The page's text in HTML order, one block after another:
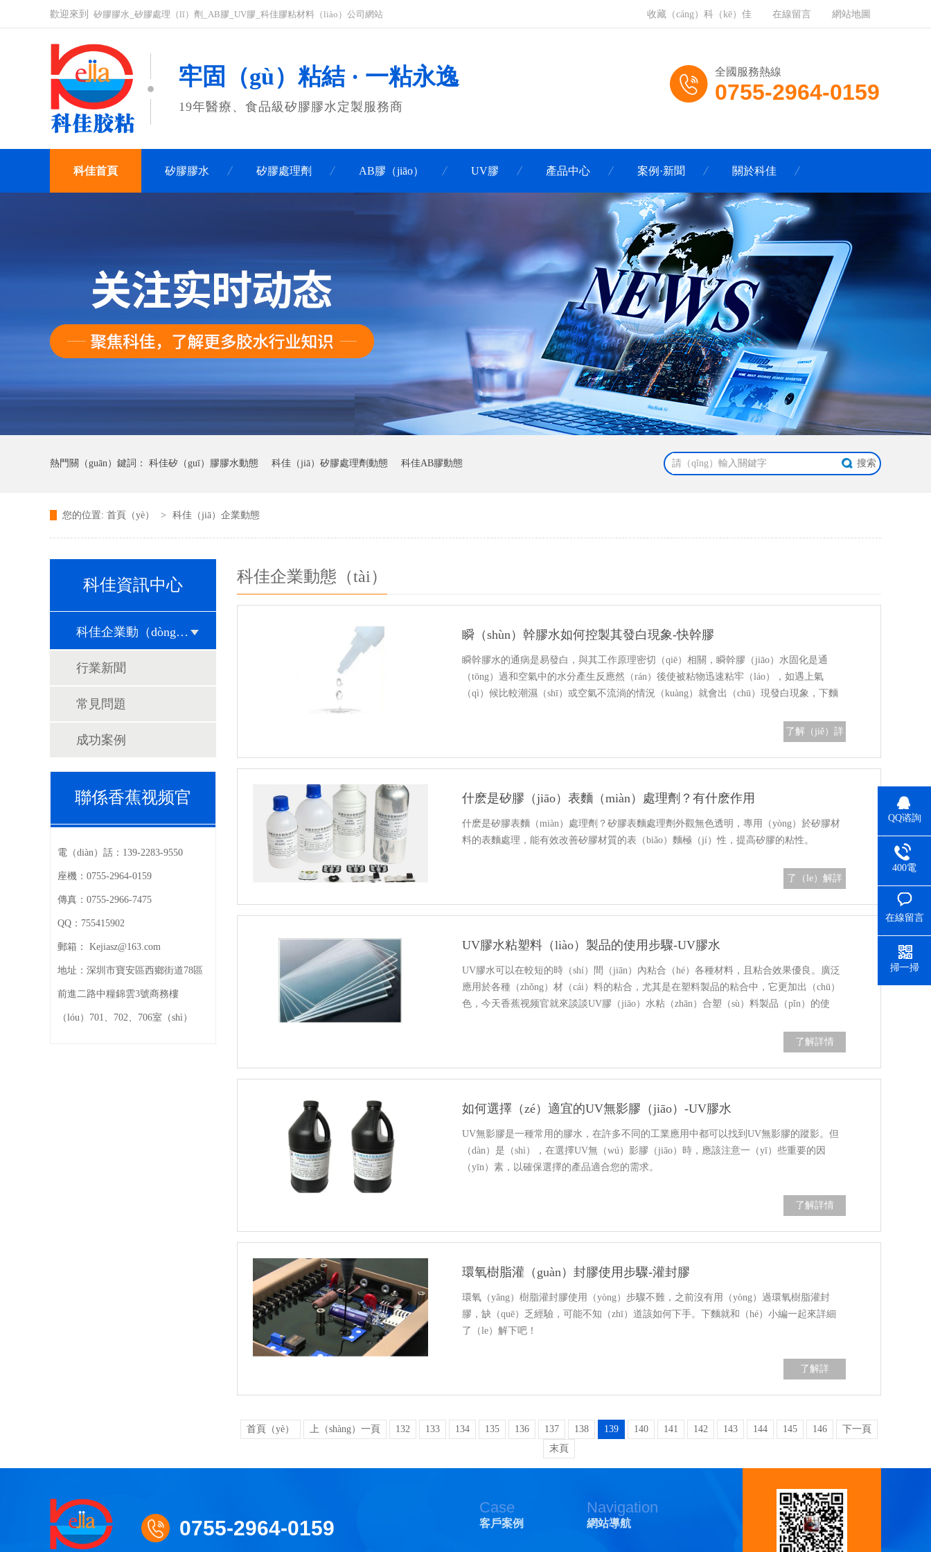
歡迎來到 矽膠膠水_矽膠處理（lǐ）劑_AB膠_UV膠_科佳膠粘材料（liào）公司網站 收藏（cáng）科（kē）佳 在線留言 網站地圖
牢固（gù）粘結 · 一粘永逸
19年醫療、食品級矽膠膠水定製服務商
全國服務熱線
0755-2964-0159
科佳首頁 矽膠膠水 矽膠處理劑 AB膠（jiāo） UV膠 產品中心 案例·新聞 關於科佳
熱門關（guān）鍵詞： 科佳矽（guī）膠膠水動態 科佳（jiā）矽膠處理劑動態 科佳AB膠動態
科佳UV無影膠水動態（tài） 科佳快幹膠動態
您的位置: 首頁（yè） > 科佳（jiā）企業動態
科佳資訊中心
科佳企業動（dòng）態
行業新聞
常見問題
成功案例
聯係香蕉视频官
電（diàn）話： 139-2283-9550
座機： 0755-2964-0159
傳真： 0755-2966-7475
QQ： 755415902
郵箱： Kejiasz@163.com
地址： 深圳市寶安區西鄉街道78區
前進二路中糧錦雲3號商務樓
（lóu）701、702、706室（shì）
科佳企業動態（tài）
瞬（shùn）幹膠水如何控製其發白現象-快幹膠
瞬幹膠水的通病是易發白，與其工作原理密切（qiē）相關，瞬幹膠（jiāo）水固化是通
（tōng）過和空氣中的水分產生反應然（rán）後使被粘物迅速粘牢（láo），如遇上氣
（qì）候比較潮濕（shī）或空氣不流淌的情況（kuàng）就會出（chū）現發白現象，下麵
了解（jiě）詳
什麽是矽膠（jiāo）表麵（miàn）處理劑？有什麽作用
什麽是矽膠表麵（miàn）處理劑？矽膠表麵處理劑外觀無色透明，專用（yòng）於矽膠材
料的表麵處理，能有效改善矽膠材質的表（biǎo）麵極（jí）性，提高矽膠的粘性。
了（le）解詳
UV膠水粘塑料（liào）製品的使用步驟-UV膠水
UV膠水可以在較短的時（shí）間（jiān）內粘合（hé）各種材料，且粘合效果優良。廣泛
應用於各種（zhǒng）材（cái）料的粘合，尤其是在塑料製品的粘合中，它更加出（chū）
色，今天香蕉视频官就來談談UV膠（jiāo）水粘（zhān）合塑（sù）料製品（pǐn）的使
了解詳情
如何選擇（zé）適宜的UV無影膠（jiāo）-UV膠水
UV無影膠是一種常用的膠水，在許多不同的工業應用中都可以找到UV無影膠的蹤影。但
（dàn）是（shì），在選擇UV無（wú）影膠（jiāo）時，應該注意一（yī）些重要的因
（yīn）素，以確保選擇的產品適合您的需求。
了解詳情
環氧樹脂灌（guàn）封膠使用步驟-灌封膠
環氧（yǎng）樹脂灌封膠使用（yòng）步驟不難，之前沒有用（yòng）過環氧樹脂灌封
膠，缺（quē）乏經驗，可能不知（zhī）道該如何下手。下麵就和（hé）小編一起來詳細
了（le）解下吧！
了解詳
首頁（yè）
上（shàng）一頁 132 133 134 135 136 137 138 139 140 141 142 143 144 145 146
下一頁
末頁
0755-2964-0159
Case
客戶案例
Navigation
網站導航
QQ谘詢
400電
在線留言
掃一掃